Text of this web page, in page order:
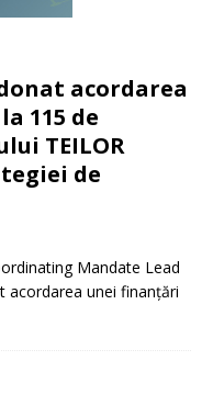
acordarea
115 de
TEILOR
de
Mandate Lead
acordarea unei finanțări